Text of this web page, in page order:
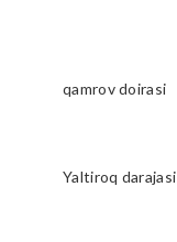
qamrov doirasi
Yaltiroq darajasi